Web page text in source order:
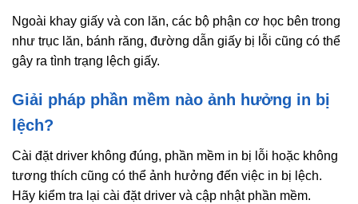
Ngoài khay giấy và con lăn, các bộ phận cơ học bên trong
như trục lăn, bánh răng, đường dẫn giấy bị lỗi cũng có thể
gây ra tình trạng lệch giấy.
Giải pháp phần mềm nào ảnh hưởng in bị
lệch?
Cài đặt driver không đúng, phần mềm in bị lỗi hoặc không
tương thích cũng có thể ảnh hưởng đến việc in bị lệch.
Hãy kiểm tra lại cài đặt driver và cập nhật phần mềm.